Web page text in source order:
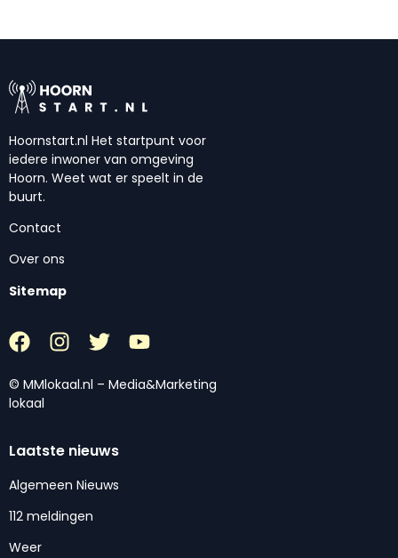
Hoornstart.nl Het startpunt voor
iedere inwoner van omgeving
Hoorn. Weet wat er speelt in de
buurt.
Contact
Over ons
Sitemap
© MMlokaal.nl – Media&Marketing
lokaal
Laatste nieuws
Algemeen Nieuws
112 meldingen
Weer